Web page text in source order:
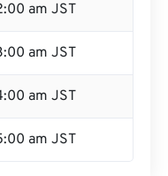
am JST
am JST
am JST
am JST